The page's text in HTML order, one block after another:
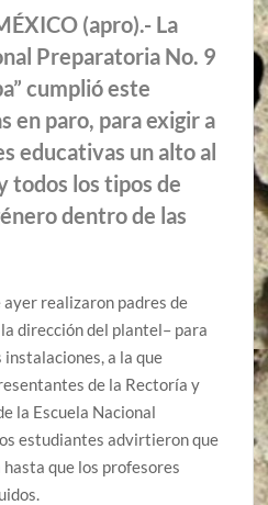
(apro).- La
Preparatoria No. 9
cumplió este
en paro, para exigir a
educativas un alto al
todos los tipos de
dentro de las
realizaron padres de
dirección del plantel– para
a la que
de la Rectoría y
la Escuela Nacional
estudiantes advirtieron que
que los profesores